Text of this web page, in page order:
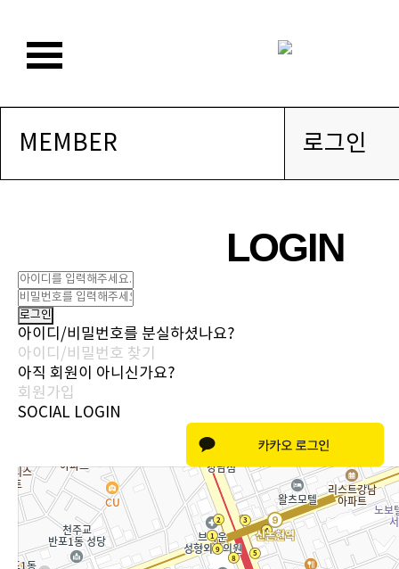
MEMBER 로그인
LOGIN
아이디/비밀번호를 분실하셨나요?
아이디/비밀번호 찾기
아직 회원이 아니신가요?
회원가입
SOCIAL LOGIN